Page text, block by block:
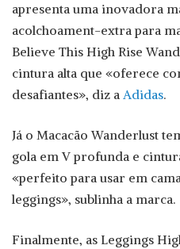
apresenta uma inovadora
acolchoament-extra para
Believe This High Rise
cintura alta que «oferece
desafiantes», diz a Adidas.
Já o Macacão Wanderlust
gola em V profunda e
«perfeito para usar em
leggings», sublinha a marca.
Finalmente, as Leggings